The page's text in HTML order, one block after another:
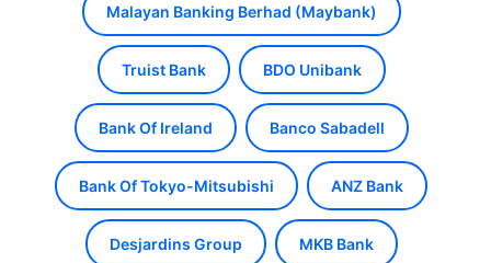
Malayan Banking Berhad (Maybank)
Truist Bank BDO Unibank
Bank Of Ireland Banco Sabadell
Bank Of Tokyo-Mitsubishi ANZ Bank
Desjardins Group MKB Bank